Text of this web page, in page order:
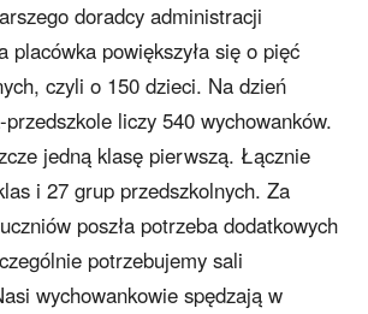
doradcy administracji
placówka powiększyła się o pięć
czyli o 150 dzieci. Na dzień
przedszkole liczy 540 wychowanków.
jedną klasę pierwszą. Łącznie
i 27 grup przedszkolnych. Za
poszła potrzeba dodatkowych
potrzebujemy sali
wychowankowie spędzają w